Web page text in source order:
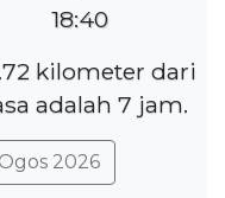
18:40
kilometer dari
adalah 7 jam.
2026